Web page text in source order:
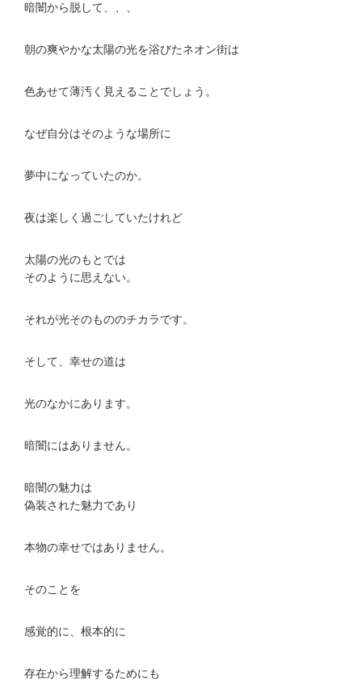
暗闇から脱して、、、
朝の爽やかな太陽の光を浴びたネオン街は
色あせて薄汚く見えることでしょう。
なぜ自分はそのような場所に
夢中になっていたのか。
夜は楽しく過ごしていたけれど
太陽の光のもとでは
そのように思えない。
それが光そのもののチカラです。
そして、幸せの道は
光のなかにあります。
暗闇にはありません。
暗闇の魅力は
偽装された魅力であり
本物の幸せではありません。
そのことを
感覚的に、根本的に
存在から理解するためにも